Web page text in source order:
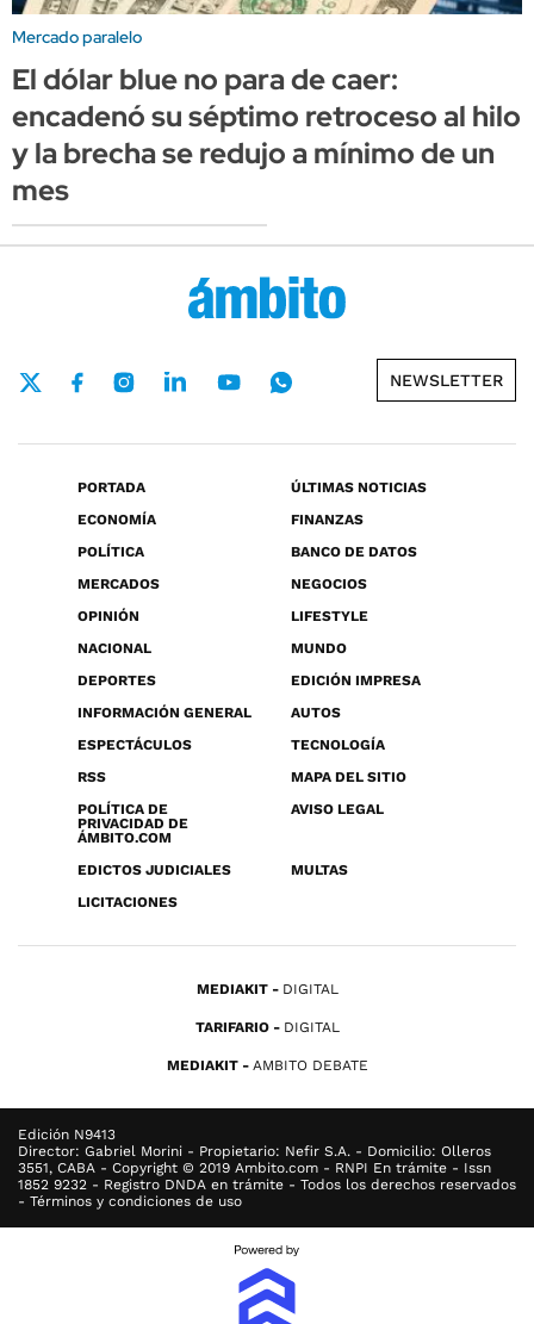
Mercado paralelo
El dólar blue no para de caer:
encadenó su séptimo retroceso al hilo
y la brecha se redujo a mínimo de un
mes
NEWSLETTER
PORTADA
ÚLTIMAS NOTICIAS
ECONOMÍA
FINANZAS
POLÍTICA
BANCO DE DATOS
MERCADOS
NEGOCIOS
OPINIÓN
LIFESTYLE
NACIONAL
MUNDO
DEPORTES
EDICIÓN IMPRESA
INFORMACIÓN GENERAL
AUTOS
ESPECTÁCULOS
TECNOLOGÍA
RSS
MAPA DEL SITIO
POLÍTICA DE
PRIVACIDAD DE
ÁMBITO.COM
AVISO LEGAL
EDICTOS JUDICIALES
MULTAS
LICITACIONES
MEDIAKIT DIGITAL
TARIFARIO DIGITAL
MEDIAKIT AMBITO DEBATE
Edición N9413
Director: Gabriel Morini - Propietario: Nefir S.A. - Domicilio: Olleros
3551, CABA - Copyright © 2019 Ambito.com - RNPI En trámite - Issn
1852 9232 - Registro DNDA en trámite - Todos los derechos reservados
- Términos y condiciones de uso